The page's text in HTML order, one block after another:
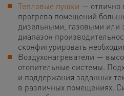
Тепловые пушки — отлично
прогрева помещений
дизельными, газовыми или
диапазон
сконфигурировать
Воздухонагреватели —
отопительные системы.
и поддержания заданных
в различных помещениях.